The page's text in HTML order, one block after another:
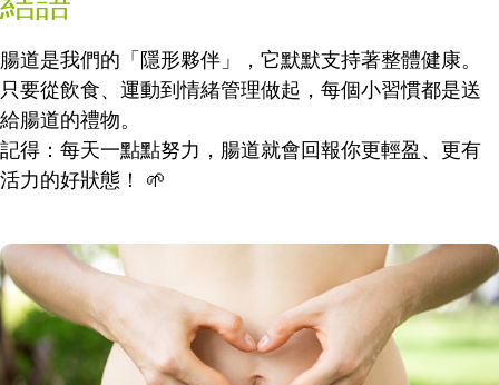
腸道是我們的「隱形夥伴」，它默默支持著整體健康。
只要從飲食、運動到情緒管理做起，每個小習慣都是送
給腸道的禮物。
記得：每天一點點努力，腸道就會回報你更輕盈、更有
活力的好狀態！ 🌱